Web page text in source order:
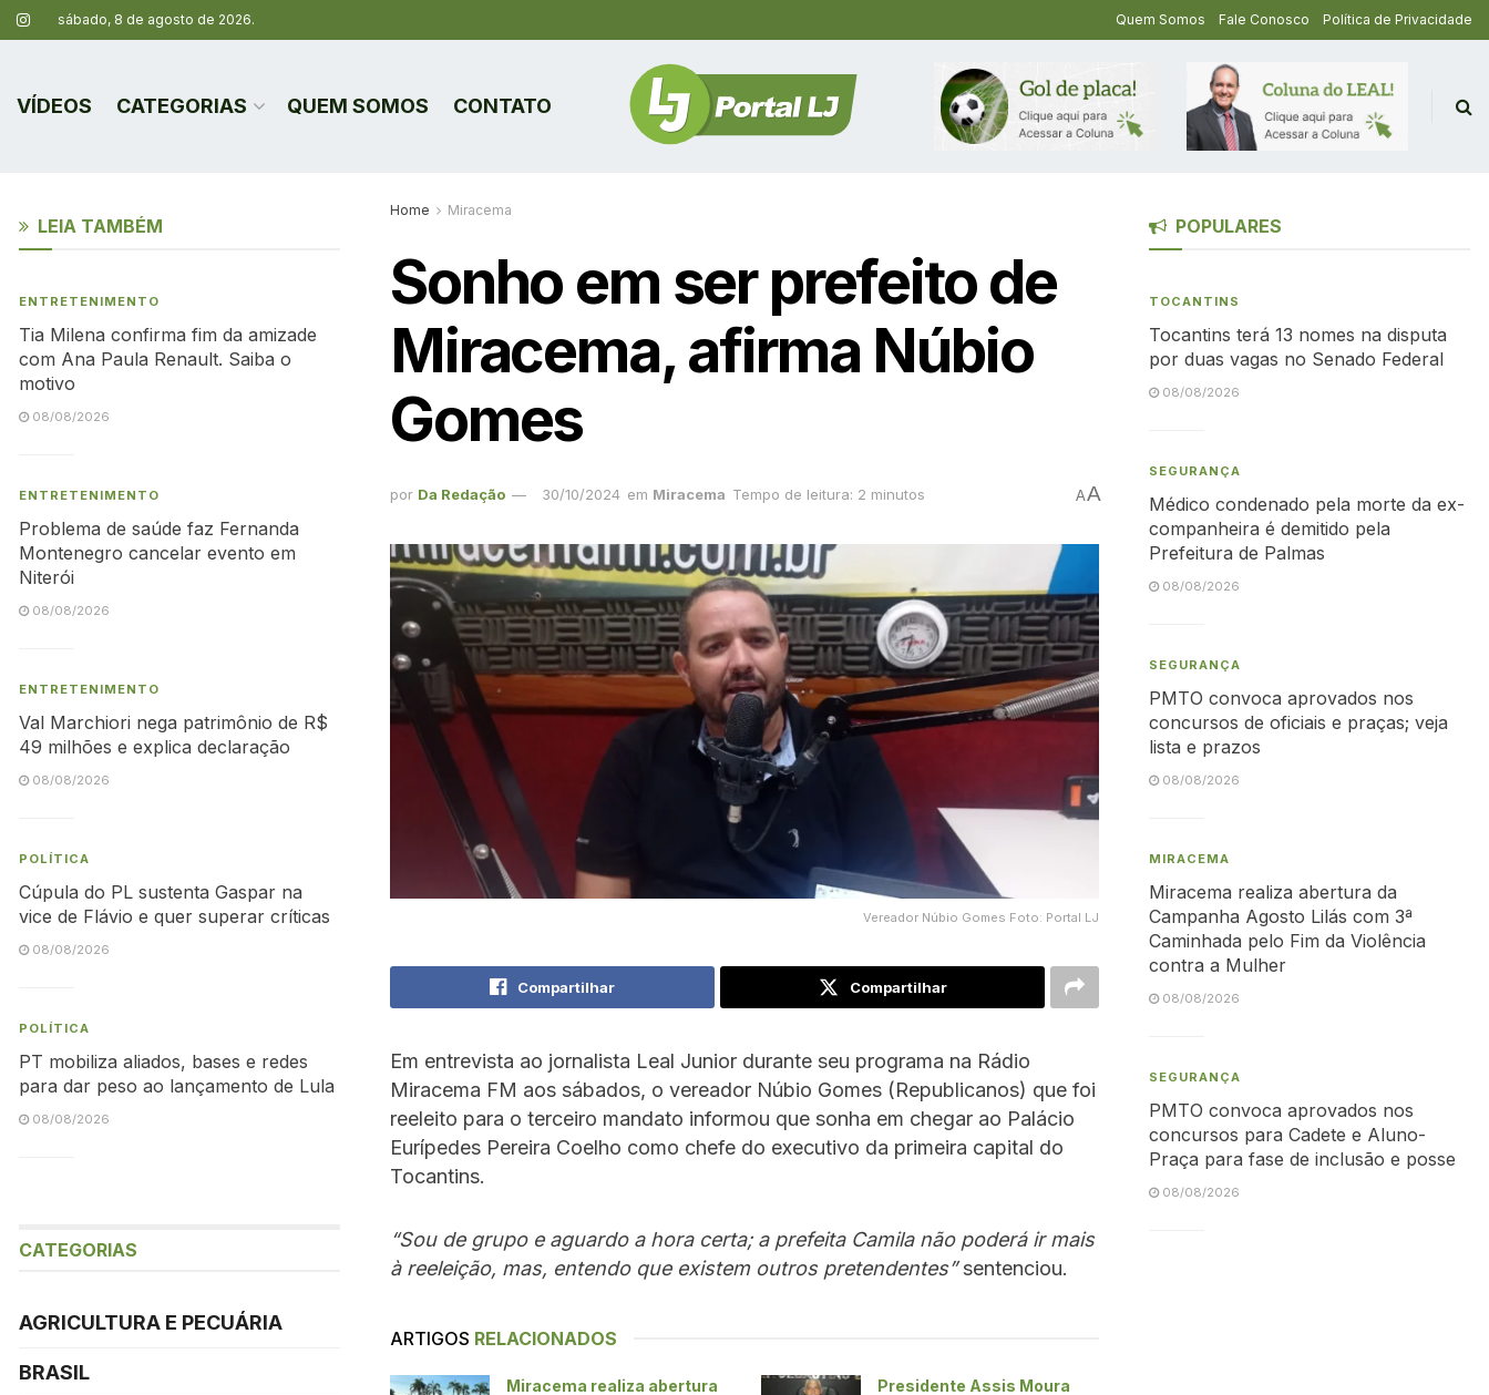
sábado, 8 de agosto de 2026. Quem Somos Fale Conosco Política de Privacidade
VÍDEOS CATEGORIAS QUEM SOMOS CONTATO
Home Miracema
Sonho em ser prefeito de
Miracema, afirma Núbio
Gomes
por Da Redação 30/10/2024 em Miracema Tempo de leitura: 2 minutos AA
Vereador Núbio Gomes Foto: Portal LJ
Compartilhar Compartilhar
Em entrevista ao jornalista Leal Junior durante seu programa na Rádio
Miracema FM aos sábados, o vereador Núbio Gomes (Republicanos) que foi
reeleito para o terceiro mandato informou que sonha em chegar ao Palácio
Eurípedes Pereira Coelho como chefe do executivo da primeira capital do
Tocantins.
“Sou de grupo e aguardo a hora certa; a prefeita Camila não poderá ir mais
à reeleição, mas, entendo que existem outros pretendentes”sentenciou.
ARTIGOS RELACIONADOS
Miracema realiza abertura
Presidente Assis Moura
LEIA TAMBÉM
ENTRETENIMENTO
Tia Milena confirma fim da amizade
com Ana Paula Renault. Saiba o
motivo
08/08/2026
ENTRETENIMENTO
Problema de saúde faz Fernanda
Montenegro cancelar evento em
Niterói
08/08/2026
ENTRETENIMENTO
Val Marchiori nega patrimônio de R$
49 milhões e explica declaração
08/08/2026
POLÍTICA
Cúpula do PL sustenta Gaspar na
vice de Flávio e quer superar críticas
08/08/2026
POLÍTICA
PT mobiliza aliados, bases e redes
para dar peso ao lançamento de Lula
08/08/2026
CATEGORIAS
AGRICULTURA E PECUÁRIA
BRASIL
POPULARES
TOCANTINS
Tocantins terá 13 nomes na disputa
por duas vagas no Senado Federal
08/08/2026
SEGURANÇA
Médico condenado pela morte da ex-
companheira é demitido pela
Prefeitura de Palmas
08/08/2026
SEGURANÇA
PMTO convoca aprovados nos
concursos de oficiais e praças; veja
lista e prazos
08/08/2026
MIRACEMA
Miracema realiza abertura da
Campanha Agosto Lilás com 3ª
Caminhada pelo Fim da Violência
contra a Mulher
08/08/2026
SEGURANÇA
PMTO convoca aprovados nos
concursos para Cadete e Aluno-
Praça para fase de inclusão e posse
08/08/2026